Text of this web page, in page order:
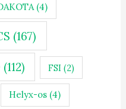
(4)
(167)
(112) FSI (2)
Helyx-os (4)